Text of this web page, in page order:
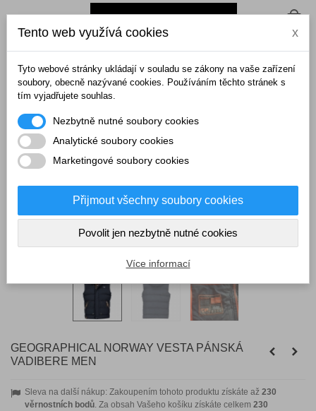
Domů > Pánské vesty > GEOGRAPHICAL NORWAY vesta pánská
VADIBERE MEN
GEOGRAPHICAL NORWAY VESTA PÁNSKÁ
VADIBERE MEN
Sleva na další nákup: Zakoupením tohoto produktu získáte až 230
věrnostních bodů. Za obsah Vašeho košíku získáte celkem 230
Tento web využívá cookies x
Tyto webové stránky ukládají v souladu se zákony na vaše zařízení
soubory, obecně nazývané cookies. Používáním těchto stránek s
tím vyjadřujete souhlas.
Nezbytně nutné soubory cookies
Analytické soubory cookies
Marketingové soubory cookies
Přijmout všechny soubory cookies
Povolit jen nezbytně nutné cookies
Více informací